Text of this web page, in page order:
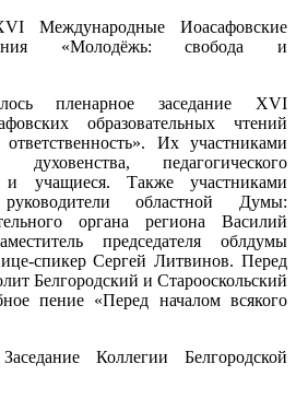
Международные Иоасафовские
«Молодёжь: свобода и
пленарное заседание XVI
образовательных чтений
Их участниками
духовенства, педагогического
и учащиеся. Также участниками
областной Думы:
органа региона Василий
председателя облдумы
спикер Сергей Литвинов. Перед
Белгородский и Старооскольский
пение «Перед началом всякого
Коллегии Белгородской